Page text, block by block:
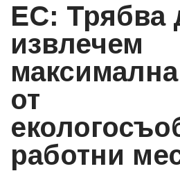
ЕС: Трябва
извлечем
от
работни